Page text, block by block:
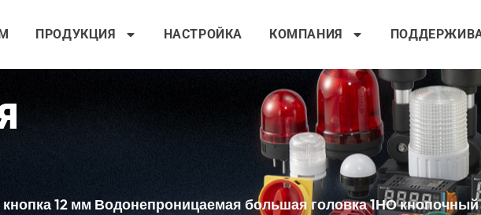
ПРОДУКЦИЯ НАСТРОЙКА КОМПАНИЯ
12 мм Водонепроницаемая большая головка 1НО